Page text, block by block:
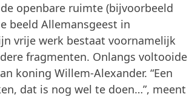
openbare ruimte (bijvoorbeeld
beeld Allemansgeest in
vrije werk bestaat voornamelijk
fragmenten. Onlangs voltooide
koning Willem-Alexander. “Een
dat is nog wel te doen…”, meent